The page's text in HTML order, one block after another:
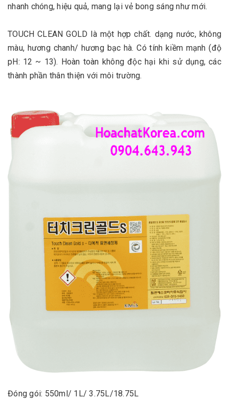
nhanh chóng, hiệu quả, mang lại vẻ bong sáng như mới.
TOUCH CLEAN GOLD là một hợp chất. dạng nước, không
màu, hương chanh/ hương bạc hà. Có tính kiềm mạnh (độ
pH: 12 ~ 13). Hoàn toàn không độc hại khi sử dụng, các
thành phần thân thiện với môi trường.
Đóng gói: 550ml/ 1L/ 3.75L/18.75L